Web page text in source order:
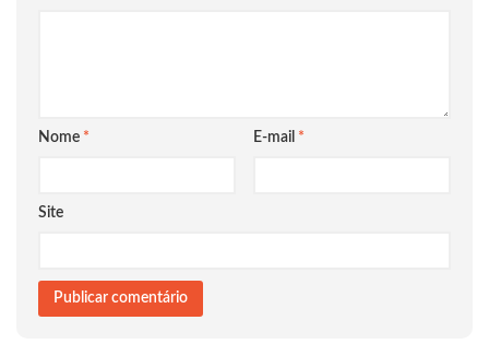
Nome * E-mail *
Site